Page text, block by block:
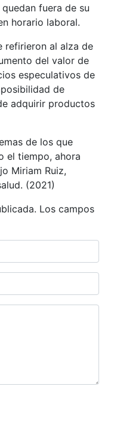
fuera de su
horario laboral.
refirieron al alza de
del valor de
especulativos de
de
adquirir productos
de los que
el tiempo, ahora
Miriam Ruiz,
(2021)
Los campos